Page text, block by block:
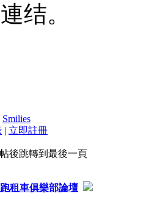
结。
Smilies
| 立即註冊
後跳轉到最後一頁
租車俱樂部論壇